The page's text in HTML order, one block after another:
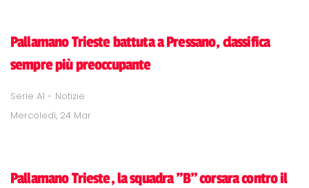
Pallamano Trieste battuta a Pressano, classifica
sempre più preoccupante
Serie A1 - Notizie
Mercoledì, 24 Mar
Pallamano Trieste, la squadra "B" corsara contro il